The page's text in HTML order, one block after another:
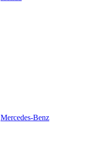
Mercedes-Benz